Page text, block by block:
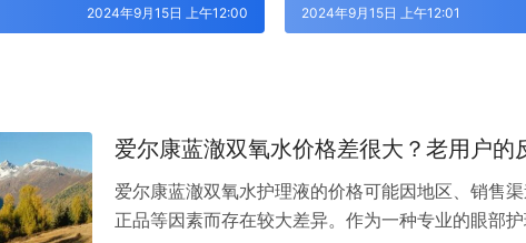
2024年9月15日 上午12:00 2024年9月15日 上午12:01
爱尔康蓝澈双氧水价格差很大？老用户的
爱尔康蓝澈双氧水护理液的价格可能因地区、销售
正品等因素而存在较大差异。作为一种专业的眼部